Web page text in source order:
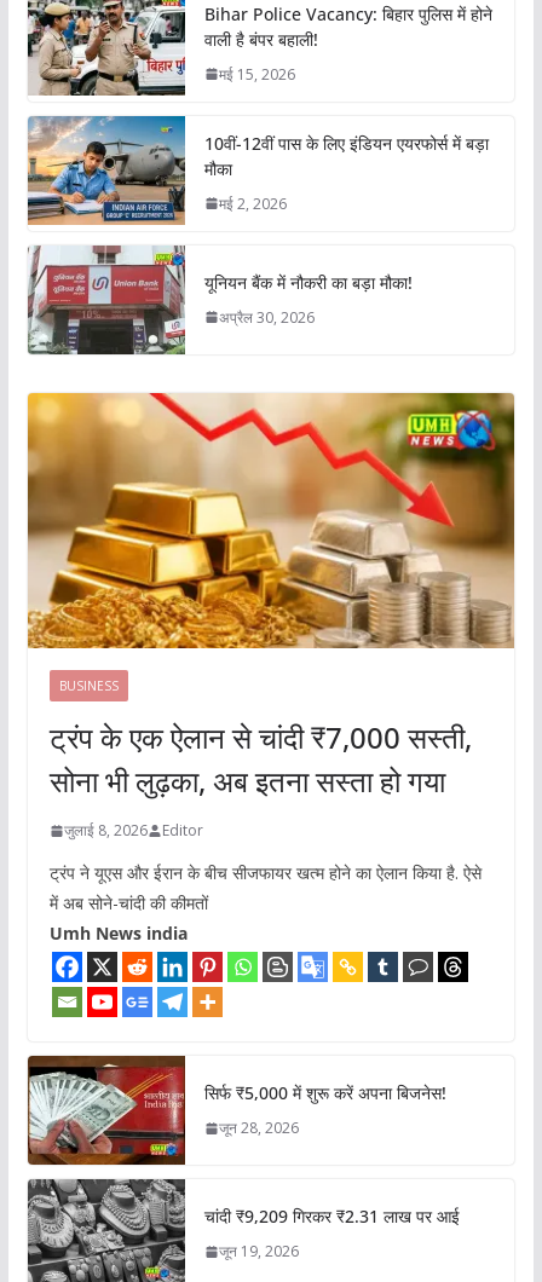
Bihar Police Vacancy: बिहार पुलिस में होने
वाली है बंपर बहाली!
मई 15, 2026
10वीं-12वीं पास के लिए इंडियन एयरफोर्स में बड़ा
मौका
मई 2, 2026
यूनियन बैंक में नौकरी का बड़ा मौका!
अप्रैल 30, 2026
BUSINESS
ट्रंप के एक ऐलान से चांदी ₹7,000 सस्ती,
सोना भी लुढ़का, अब इतना सस्ता हो गया
जुलाई 8, 2026 Editor
ट्रंप ने यूएस और ईरान के बीच सीजफायर खत्म होने का ऐलान किया है. ऐसे
में अब सोने-चांदी की कीमतों
Umh News india
सिर्फ ₹5,000 में शुरू करें अपना बिजनेस!
जून 28, 2026
चांदी ₹9,209 गिरकर ₹2.31 लाख पर आई
जून 19, 2026